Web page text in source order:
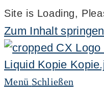
Site is Loading,
Zum Inhalt springen
Menü Schließen